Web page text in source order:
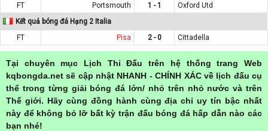
FT
Portsmouth 1 - 1
Oxford Utd
Kết quả bóng đá Hạng 2 Italia
FT
Pisa 2 - 0 Cittadella
Tại chuyên mục Lịch Thi Đấu trên hệ thống trang Web
kqbongda.net sẽ cập nhật NHANH - CHÍNH XÁC về lịch đấu cụ
thể trong từng giải bóng đá lớn/ nhỏ trên nhỏ nước và trên
Thế giới. Hãy cùng đồng hành cùng địa chỉ uy tín bậc nhất
này để không bỏ lỡ bất kỳ trận đấu bóng đá hấp dẫn nào các
bạn nhé!